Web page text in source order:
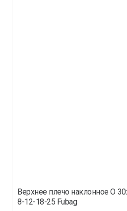
Верхнее плечо наклонное O
8-12-18-25 Fubag